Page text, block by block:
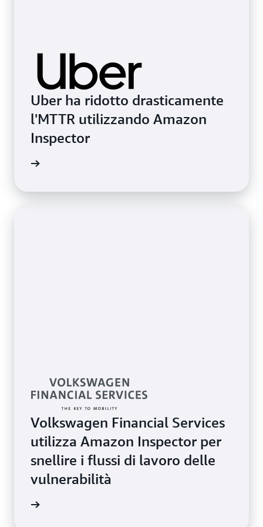
Uber ha ridotto drasticamente
l'MTTR utilizzando Amazon
Inspector
Volkswagen Financial Services
utilizza Amazon Inspector per
snellire i flussi di lavoro delle
vulnerabilità